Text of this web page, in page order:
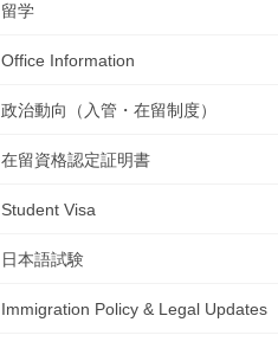
留学
Office Information
政治動向（入管・在留制度）
在留資格認定証明書
Student Visa
日本語試験
Immigration Policy & Legal Updates